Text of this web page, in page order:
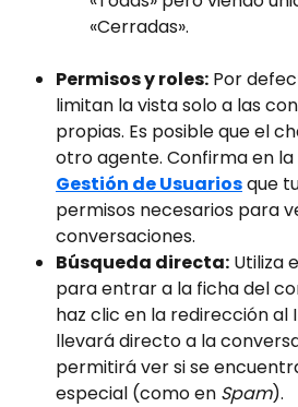
«Cerradas».
Permisos y roles: Por
limitan la vista solo a las
propias. Es posible que el
otro agente. Confirma en
Gestión de Usuarios que
permisos necesarios para
conversaciones.
Búsqueda directa: Utiliza
para entrar a la ficha del
haz clic en la redirección al
llevará directo a la
permitirá ver si se
especial (como en Spam).